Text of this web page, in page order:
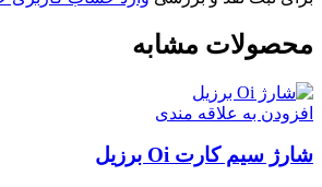
محصولات مشابه
افزودن به علاقه مندی
شارژ سیم کارت Oi برزیل